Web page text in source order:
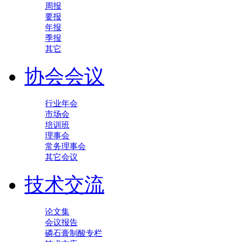
周报
要报
年报
季报
其它
协会会议
行业年会
市场会
培训班
理事会
常务理事会
其它会议
技术交流
论文集
会议报告
磷石膏制酸专栏